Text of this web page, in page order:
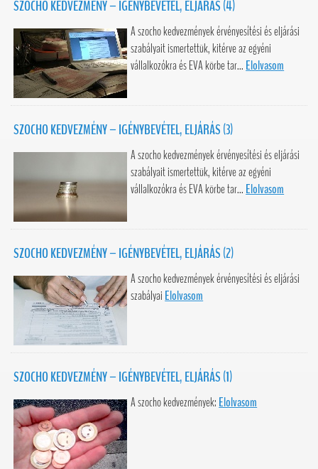
SZOCHO KEDVEZMÉNY – IGÉNYBEVÉTEL, ELJÁRÁS (4)
A szocho kedvezmények érvényesítési és eljárási
szabályait ismertettük, kitérve az egyéni
vállalkozókra és EVA körbe tar... Elolvasom
SZOCHO KEDVEZMÉNY – IGÉNYBEVÉTEL, ELJÁRÁS (3)
A szocho kedvezmények érvényesítési és eljárási
szabályait ismertettük, kitérve az egyéni
vállalkozókra és EVA körbe tar... Elolvasom
SZOCHO KEDVEZMÉNY – IGÉNYBEVÉTEL, ELJÁRÁS (2)
A szocho kedvezmények érvényesítési és eljárási
szabályai Elolvasom
SZOCHO KEDVEZMÉNY – IGÉNYBEVÉTEL, ELJÁRÁS (1)
A szocho kedvezmények: Elolvasom